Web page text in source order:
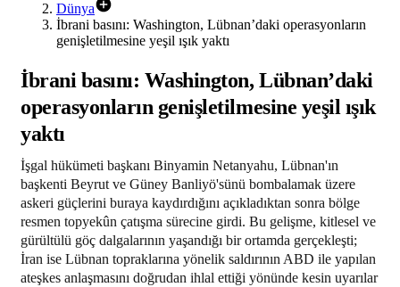
Dünya
İbrani basını: Washington, Lübnan’daki operasyonların
genişletilmesine yeşil ışık yaktı
İbrani basını: Washington, Lübnan’daki
operasyonların genişletilmesine yeşil ışık
yaktı
İşgal hükümeti başkanı Binyamin Netanyahu, Lübnan'ın
başkenti Beyrut ve Güney Banliyö'sünü bombalamak üzere
askeri güçlerini buraya kaydırdığını açıkladıktan sonra bölge
resmen topyekûn çatışma sürecine girdi. Bu gelişme, kitlesel ve
gürültülü göç dalgalarının yaşandığı bir ortamda gerçekleşti;
İran ise Lübnan topraklarına yönelik saldırının ABD ile yapılan
ateşkes anlaşmasını doğrudan ihlal ettiği yönünde kesin uyarılar